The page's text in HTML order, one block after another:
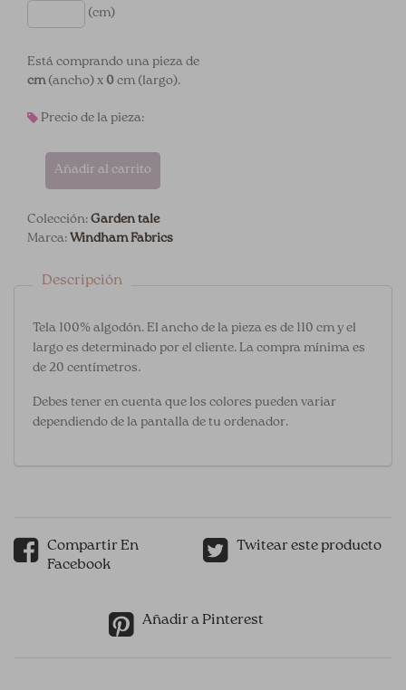
(cm)
Está comprando una pieza de
cm(ancho) x 0cm (largo).
Precio de la pieza:
Añadir al carrito
Colección:Garden tale
Marca:Windham Fabrics
Descripción
Tela 100% algodón. El ancho de la pieza es de 110 cm y el
largo es determinado por el cliente. La compra mínima es
de 20 centímetros.
Debes tener en cuenta que los colores pueden variar
dependiendo de la pantalla de tu ordenador.
Compartir En
Facebook
Twitear este producto
Añadir a Pinterest